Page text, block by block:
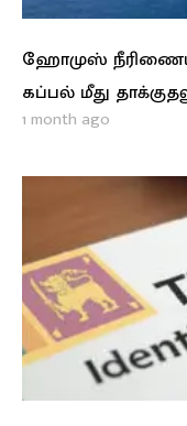
ஹோமுஸ்
கப்பல் மீது
1 month ago